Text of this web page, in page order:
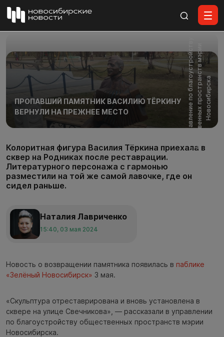
Ф
о
т
о
:
у
п
р
а
в
л
е
н
и
е
п
о
б
л
а
г
о
у
с
т
р
о
й
с
т
в
у
о
б
щ
е
с
т
в
е
н
н
ы
х
п
р
о
с
т
р
а
н
с
т
в
м
э
р
ии
Н
о
в
о
с
и
б
и
р
с
к а
ПРОПАВШИЙ ПАМЯТНИК ВАСИЛИЮ ТЁРКИНУ
ВЕРНУЛИ НА ПРЕЖНЕЕ МЕСТО
Колоритная фигура Василия Тёркина приехала в
сквер на Родниках после реставрации.
Литературного персонажа с гармонью
разместили на той же самой лавочке, где он
сидел раньше.
Наталия Лавриченко
15:40, 03 мая 2024
Новость о возвращении памятника появилась в паблике
«Зелёный Новосибирск» 3 мая.
«Скульптура отреставрирована и вновь установлена в
сквере на улице Свечникова», — рассказали в управлении
по благоустройству общественных пространств мэрии
Новосибирска.